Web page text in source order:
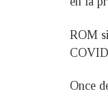
ROM
Once